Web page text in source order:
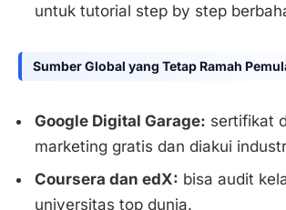
untuk tutorial step by step
Sumber Global yang Tetap Ramah
Google Digital Garage: sertifikat
marketing gratis dan diakui
Coursera dan edX: bisa audit
universitas top dunia.